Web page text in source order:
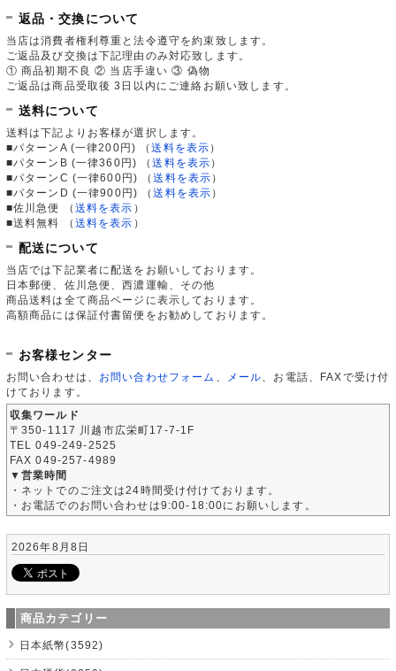
返品・交換について
当店は消費者権利尊重と法令遵守を約束致します。
ご返品及び交換は下記理由のみ対応致します。
① 商品初期不良 ② 当店手違い ③ 偽物
ご返品は商品受取後 3日以内にご連絡お願い致します。
送料について
送料は下記よりお客様が選択します。
■パターンA (一律200円)
（送料を表示 ）
■パターンB (一律360円)
（送料を表示 ）
■パターンC (一律600円)
（送料を表示 ）
■パターンD (一律900円)
（送料を表示 ）
■佐川急便
（ 送料を表示 ）
■送料無料
（ 送料を表示 ）
配送について
当店では下記業者に配送をお願いしております。
日本郵便、佐川急便、西濃運輸、その他
商品送料は全て商品ページに表示しております。
高額商品には保証付書留便をお勧めしております。
お客様センター
お問い合わせは、 お問い合わせフォーム メール 、お電話、FAXで受け付
けております。
収集ワールド
〒350-1117 川越市広栄町17-7-1F
TEL 049-249-2525
FAX 049-257-4989
▼営業時間
・ネットでのご注文は24時間受け付けております。
・お電話でのお問い合わせは9:00-18:00にお願いします。
2026年8月8日
商品カテゴリー
日本紙幣(3592)